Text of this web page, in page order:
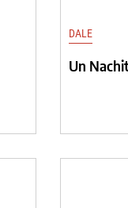
DALE
Un